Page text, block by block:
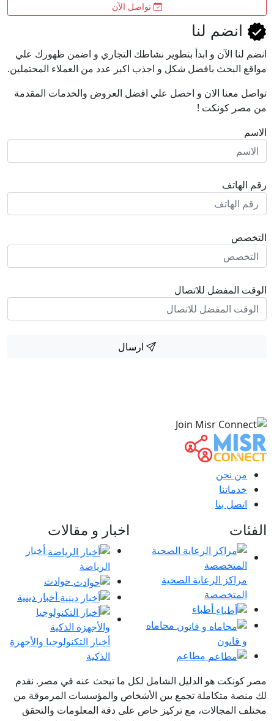
تواصل الآن
انضم لنا
انضم لنا اﻵن و ابدأ بتطوير نشاطك التجاري و اضمن ظهورك علي
مواقع البحث بافضل شكل و اجذب اكبر عدد من العملاء المحتملين.
تواصل معنا الان و احصل علي افضل العروض والخدمات المقدمة
من مصر كونكت !
الاسم
رقم الهاتف
التخصص
الوقت المفضل للاتصال
ارسال
من نحن
خدماتنا
اتصل بنا
الفئات
مراكز الرعاية الصحية
المتخصصة
أطباء
محاماه
و قانون
مطاعم
اخبار و مقالات
أخبار
الرياضة
حوادث
أخبار دينية
أخبار التكنولوجيا والأجهزة
الذكية
مصر كونكت هو الدليل الشامل لكل ما تبحث عنه في مصر. نقدم
لك منصة متكاملة تجمع بين الأشخاص والمؤسسات المرموقة من
مختلف المجالات، مع تركيز خاص على دقة المعلومات والتحقق